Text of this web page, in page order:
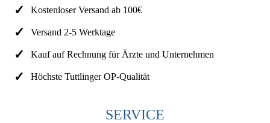
Kostenloser Versand ab 100€
Versand 2-5 Werktage
Kauf auf Rechnung für Ärzte und Unternehmen
Höchste Tuttlinger OP-Qualität
SERVICE